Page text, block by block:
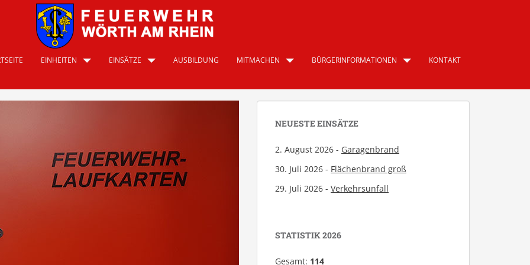
EINHEITEN EINSÄTZE AUSBILDUNG MITMACHEN BÜRGERINFORMATIONEN KONTAKT
NEUESTE EINSÄTZE
2. August 2026 - Garagenbrand
30. Juli 2026 - Flächenbrand groß
29. Juli 2026 - Verkehrsunfall
STATISTIK 2026
Gesamt: 114